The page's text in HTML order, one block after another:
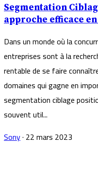
Segmentation
approche efficace
Dans un monde où la
entreprises sont à la
rentable de se faire
domaines qui gagne en
segmentation ciblage
souvent util...
Sony· 22 mars 2023